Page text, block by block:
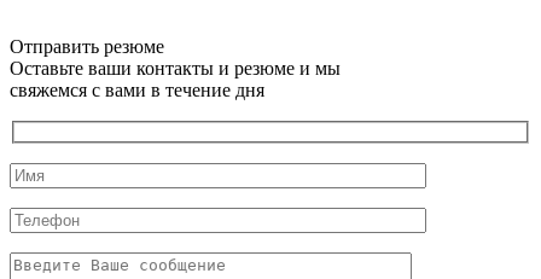
Отправить резюме
Оставьте ваши контакты и резюме и мы
свяжемся с вами в течение дня